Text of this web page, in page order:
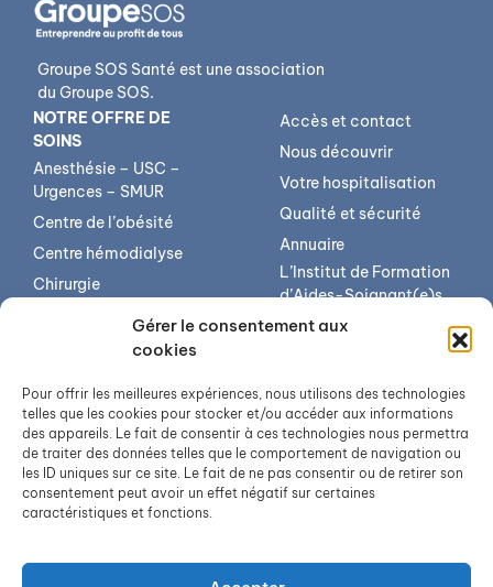
Gérer le consentement aux
cookies
Pour offrir les meilleures expériences, nous utilisons des technologies
telles que les cookies pour stocker et/ou accéder aux informations
des appareils. Le fait de consentir à ces technologies nous permettra
de traiter des données telles que le comportement de navigation ou
les ID uniques sur ce site. Le fait de ne pas consentir ou de retirer son
consentement peut avoir un effet négatif sur certaines
caractéristiques et fonctions.
Groupe SOS Santé est une association
du Groupe SOS.
NOTRE OFFRE DE
SOINS
Anesthésie – USC –
Urgences – SMUR
Centre de l’obésité
Centre hémodialyse
Chirurgie
Imagerie médicale
Psychiatrie
Services transversaux
Soins de suite et de
réadaptation
Unité soins longue
Accès et contact
Nous découvrir
Votre hospitalisation
Qualité et sécurité
Annuaire
L’Institut de Formation
d’Aides-Soignant(e)s
(IFAS)
Offres d’emploi